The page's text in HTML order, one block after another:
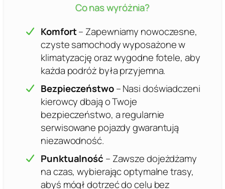
Co nas wyróżnia?
Komfort– Zapewniamy nowoczesne,
czyste samochody wyposażone w
klimatyzację oraz wygodne fotele, aby
każda podróż była przyjemna.
Bezpieczeństwo– Nasi doświadczeni
kierowcy dbają o Twoje
bezpieczeństwo, a regularnie
serwisowane pojazdy gwarantują
niezawodność.
Punktualność – Zawsze dojeżdżamy
na czas, wybierając optymalne trasy,
abyś mógł dotrzeć do celu bez